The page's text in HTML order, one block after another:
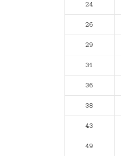
24
26
29
31
36
38
43
49